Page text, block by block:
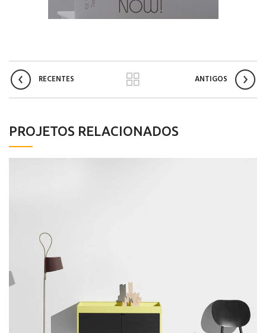
RECENTES ANTIGOS
PROJETOS RELACIONADOS